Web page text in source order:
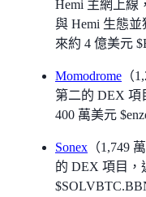
Hemi 主網上線
與 Hemi 生態並
來約 4 億美元
Momodrome （
第二的 DEX 項
400 萬美元
Sonex （1,749
的 DEX 項目，